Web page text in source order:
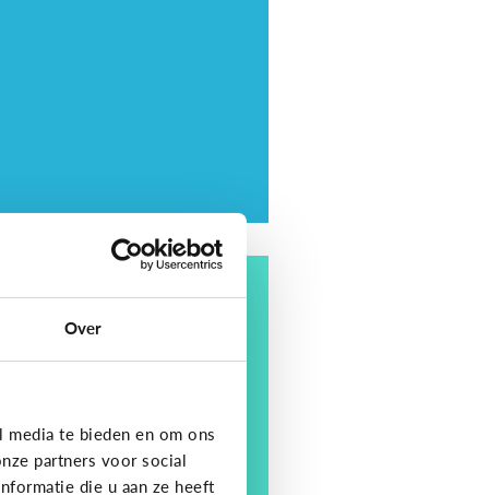
Over
te bieden en om ons
partners voor social
die u aan ze heeft
in een digitale